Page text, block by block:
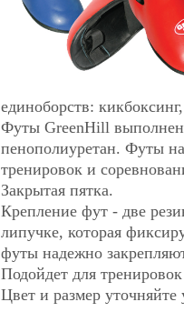
единоборств:
Футы GreenHill
пенополиуретан. Футы
тренировок и
Закрытая пятка.
Крепление фут - две
липучке, которая
футы надежно
Подойдет для
Цвет и размер